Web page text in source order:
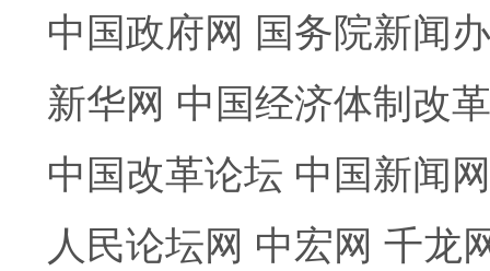
中国政府网 国务院新闻
新华网 中国经济体制改
中国改革论坛 中国新闻网
人民论坛网 中宏网 千龙